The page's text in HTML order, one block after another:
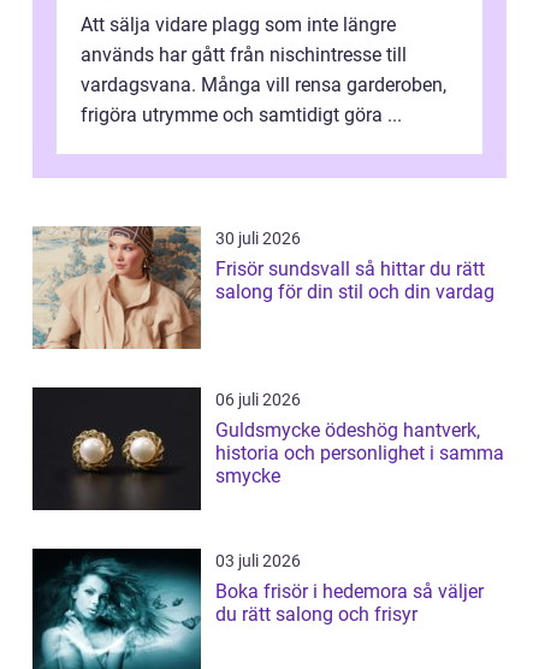
Att sälja vidare plagg som inte längre
används har gått från nischintresse till
vardagsvana. Många vill rensa garderoben,
frigöra utrymme och samtidigt göra ...
30 juli 2026
Frisör sundsvall så hittar du rätt
salong för din stil och din vardag
06 juli 2026
Guldsmycke ödeshög hantverk,
historia och personlighet i samma
smycke
03 juli 2026
Boka frisör i hedemora så väljer
du rätt salong och frisyr